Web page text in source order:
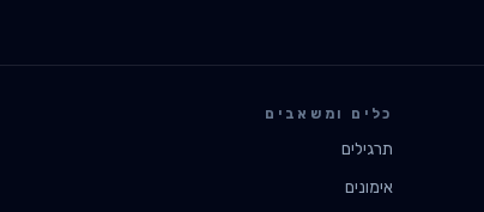
כלים ומשאבים
תרגילים
אימונים